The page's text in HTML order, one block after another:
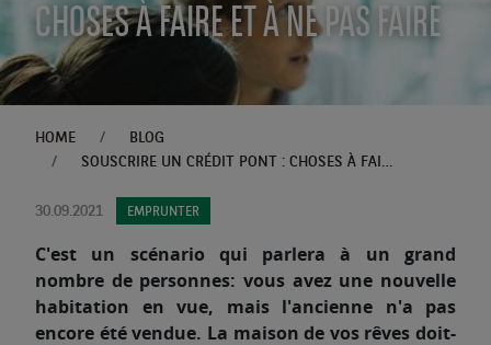
CHOSES À FAIRE ET À NE PAS FAIRE
HOME
BLOG
SOUSCRIRE UN CRÉDIT PONT : CHOSES À FAIRE ET À NE PAS FAIRE
30.09.2021 EMPRUNTER
C'est un scénario qui parlera à un grand
nombre de personnes: vous avez une nouvelle
habitation en vue, mais l'ancienne n'a pas
encore été vendue. La maison de vos rêves doit-